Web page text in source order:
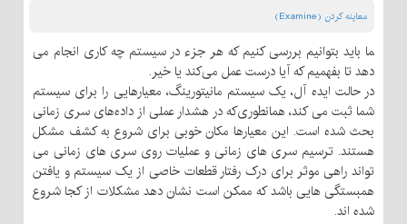
معاینه کردن (Examine)
‍ما باید بتوانیم بررسی کنیم که هر جزء در سیستم چه کاری انجام می
دهد تا بفهمیم که آیا درست عمل می‌کند یا خیر.
در حالت ایده آل، یک سیستم مانیتورینگ، معیارهایی را برای سیستم
شما ثبت می کند، همانطوری‌که در هشدار عملی از داده‌های سری زمانی
بحث شده است. این معیارها مکان خوبی برای شروع به کشف مشکل
هستند. ترسیم سری های زمانی و عملیات روی سری های زمانی می
تواند راهی موثر برای درک رفتار قطعات خاصی از یک سیستم و یافتن
همبستگی هایی باشد که ممکن است نشان دهد مشکلات از کجا شروع
شده اند.